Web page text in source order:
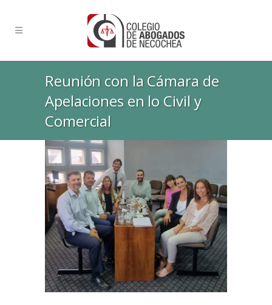
Reunión con la Cámara de
Apelaciones en lo Civil y
Comercial